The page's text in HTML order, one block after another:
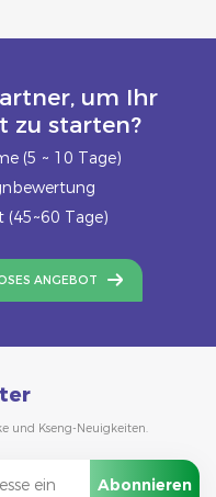
um Ihr
zu starten?
(5 ~ 10 Tage)
(45~60 Tage)
ANGEBOT
und Kseng-Neuigkeiten.